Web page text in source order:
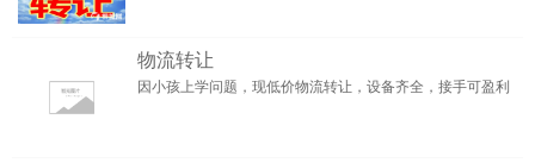
物流转让
因小孩上学问题，现低价物流转让，设备齐全，接手可盈利